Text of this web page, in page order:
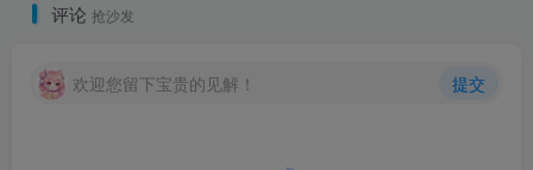
评论 抢沙发
欢迎您留下宝贵的见解！ 提交